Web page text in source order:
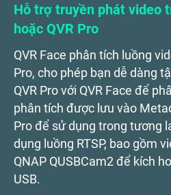
Hỗ trợ truyền phát video
hoặc QVR Pro
QVR Face phân tích luồng
Pro, cho phép bạn dễ dàng
QVR Pro với QVR Face để
phân tích được lưu vào
Pro để sử dụng trong tương
dụng luồng RTSP, bao gồm
QNAP QUSBCam2 để kích
USB.